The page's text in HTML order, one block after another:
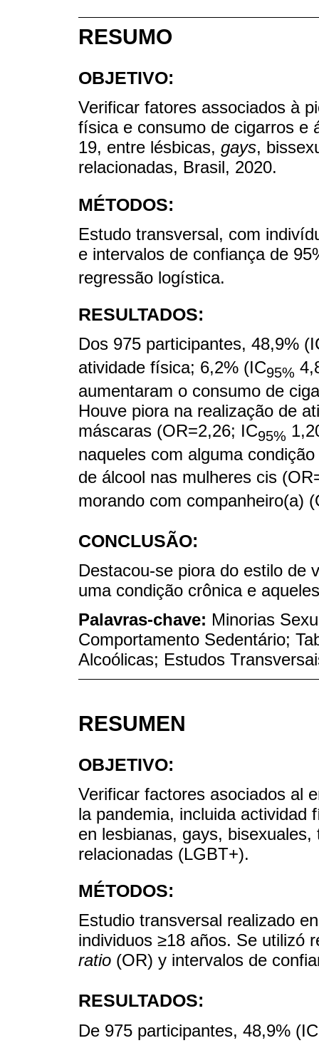
RESUMO
OBJETIVO:
Verificar fatores associados à
física e consumo de cigarros e
19, entre lésbicas, gays,
relacionadas, Brasil, 2020.
MÉTODOS:
Estudo transversal, com
e intervalos de confiança de
regressão logística.
RESULTADOS:
Dos 975 participantes, 48,9%
atividade física; 6,2% (IC95%
aumentaram o consumo de
Houve piora na realização de
máscaras (OR=2,26; IC95%
naqueles com alguma
de álcool nas mulheres cis
morando com companheiro(a)
CONCLUSÃO:
Destacou-se piora do estilo de
uma condição crônica e
Palavras-chave: Minorias
Comportamento Sedentário;
Alcoólicas; Estudos
RESUMEN
OBJETIVO:
Verificar factores asociados al
la pandemia, incluida actividad
en lesbianas, gays,
relacionadas (LGBT+).
MÉTODOS:
Estudio transversal realizado
individuos ≥18 años. Se utilizó
ratio (OR) y intervalos de
RESULTADOS:
De 975 participantes, 48,9% (IC